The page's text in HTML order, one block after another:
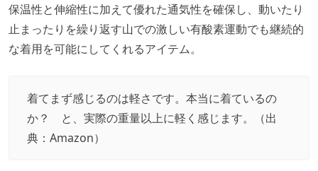
保温性と伸縮性に加えて優れた通気性を確保し、動いたり
止まったりを繰り返す山での激しい有酸素運動でも継続的
な着用を可能にしてくれるアイテム。
着てまず感じるのは軽さです。本当に着ているの
か？ と、実際の重量以上に軽く感じます。（出
典： Amazon）